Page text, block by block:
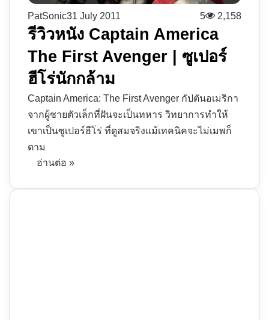
PatSonic31 July 2011 5 2,158
รีวิวหนัง Captain America
The First Avenger | ซูเปอร์
ฮีโร่นักกล้าม
Captain America: The First Avenger กัปตันอเมริกา
จากผู้ชายตัวเล็กที่ฝันจะเป็นทหาร วิทยาการทำให้
เขาเป็นซูเปอร์ฮีโร่ ที่ดูสมจริงแม้เทคนิคจะไม่เมพก็
ตาม
อ่านต่อ »